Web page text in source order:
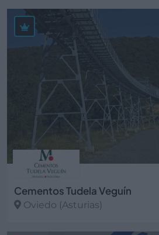
Ver más
Cementos Tudela Veguín
Oviedo (Asturias)
Ver más